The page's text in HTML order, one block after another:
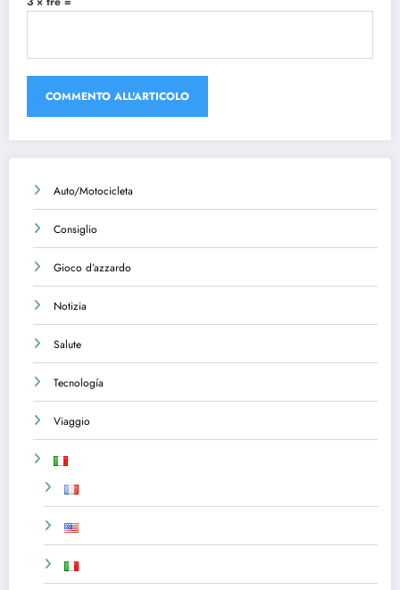
Auto/Motocicleta
Consiglio
Gioco d’azzardo
Notizia
Salute
Tecnología
Viaggio